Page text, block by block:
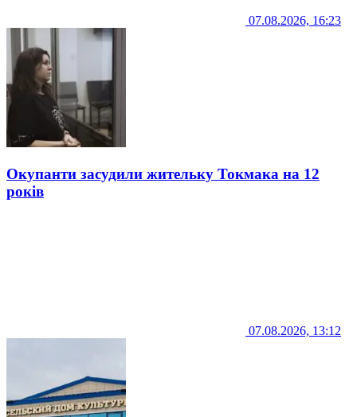
07.08.2026, 16:23
Окупанти засудили жительку Токмака на 12
років
07.08.2026, 13:12